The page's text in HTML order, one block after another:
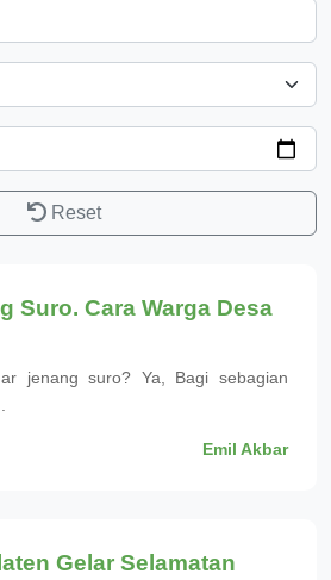
Reset
Suro. Cara Warga Desa
jenang suro? Ya, Bagi sebagian
Emil Akbar
Gelar Selamatan